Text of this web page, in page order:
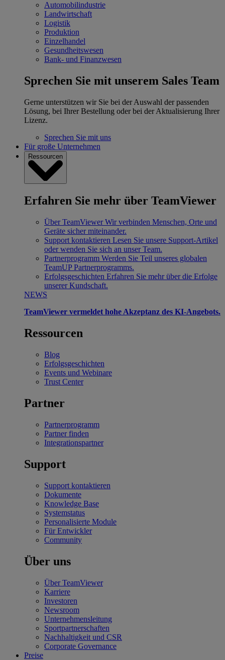
Automobilindustrie
Landwirtschaft
Logistik
Produktion
Einzelhandel
Gesundheitswesen
Bank- und Finanzwesen
Sprechen Sie mit unserem Sales Team
Gerne unterstützen wir Sie bei der Auswahl der passenden
Lösung, bei Ihrer Bestellung oder bei der Aktualisierung Ihrer
Lizenz.
Sprechen Sie mit uns
Für große Unternehmen
Ressourcen
Erfahren Sie mehr über TeamViewer
Über TeamViewer Wir verbinden Menschen, Orte und
Geräte sicher miteinander.
Support kontaktieren Lesen Sie unsere Support-Artikel
oder wenden Sie sich an unser Team.
Partnerprogramm Werden Sie Teil unseres globalen
TeamUP Partnerprogramms.
Erfolgsgeschichten Erfahren Sie mehr über die Erfolge
unserer Kundschaft.
NEWS
TeamViewer vermeldet hohe Akzeptanz des KI-Angebots.
Ressourcen
Blog
Erfolgsgeschichten
Events und Webinare
Trust Center
Partner
Partnerprogramm
Partner finden
Integrationspartner
Support
Support kontaktieren
Dokumente
Knowledge Base
Systemstatus
Personalisierte Module
Für Entwickler
Community
Über uns
Über TeamViewer
Karriere
Investoren
Newsroom
Unternehmensleitung
Sportpartnerschaften
Nachhaltigkeit und CSR
Corporate Governance
Preise